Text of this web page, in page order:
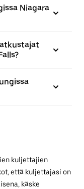
Niagara
kuljettajien
että kuljettajasi on
käske